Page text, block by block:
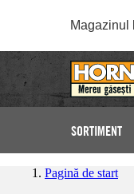
Magazinul
SORTIMENT
Pagină de start